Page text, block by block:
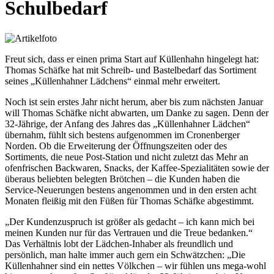
Schulbedarf
Freut sich, dass er einen prima Start auf Küllenhahn hingelegt hat:
Thomas Schäfke hat mit Schreib- und Bastelbedarf das Sortiment
seines „Küllenhahner Lädchens“ einmal mehr erweitert.
Noch ist sein erstes Jahr nicht herum, aber bis zum nächsten Januar
will Thomas Schäfke nicht abwarten, um Danke zu sagen. Denn der
32-Jährige, der Anfang des Jahres das „Küllenhahner Lädchen“
übernahm, fühlt sich bestens aufgenommen im Cronenberger
Norden. Ob die Erweiterung der Öffnungszeiten oder des
Sortiments, die neue Post-Station und nicht zuletzt das Mehr an
ofenfrischen Backwaren, Snacks, der Kaffee-Spezialitäten sowie der
überaus beliebten belegten Brötchen – die Kunden haben die
Service-Neuerungen bestens angenommen und in den ersten acht
Monaten fleißig mit den Füßen für Thomas Schäfke abgestimmt.
„Der Kundenzuspruch ist größer als gedacht – ich kann mich bei
meinen Kunden nur für das Vertrauen und die Treue bedanken.“
Das Verhältnis lobt der Lädchen-Inhaber als freundlich und
persönlich, man halte immer auch gern ein Schwätzchen: „Die
Küllenhahner sind ein nettes Völkchen – wir fühlen uns mega-wohl